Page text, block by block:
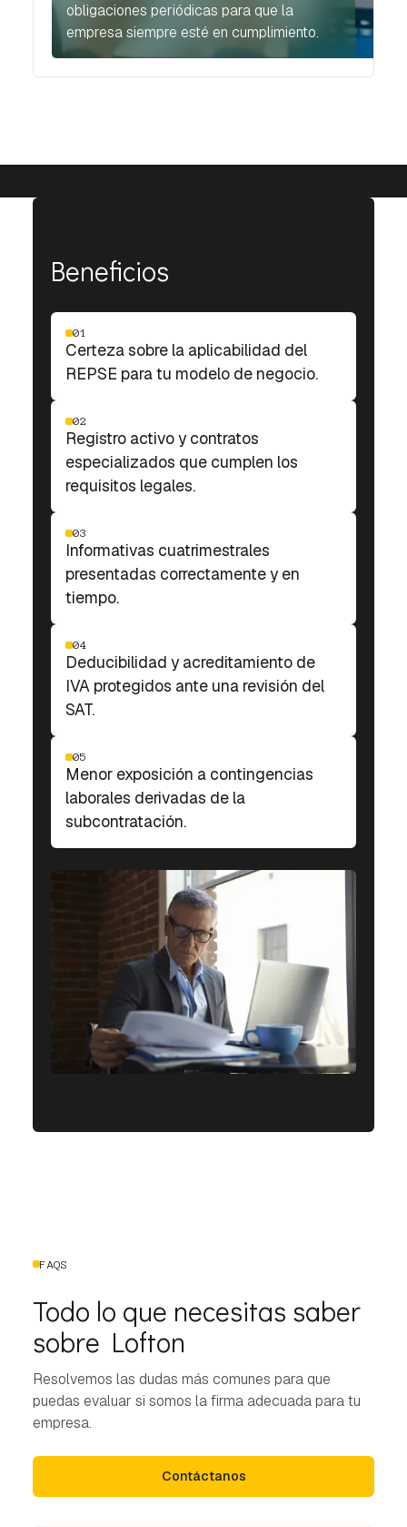
obligaciones periódicas para que la
empresa siempre esté en cumplimiento.
Beneficios
01
Certeza sobre la aplicabilidad del
REPSE para tu modelo de negocio.
02
Registro activo y contratos
especializados que cumplen los
requisitos legales.
03
Informativas cuatrimestrales
presentadas correctamente y en
tiempo.
04
Deducibilidad y acreditamiento de
IVA protegidos ante una revisión del
SAT.
05
Menor exposición a contingencias
laborales derivadas de la
subcontratación.
FAQS
Todo lo que necesitas saber
sobre Lofton
Resolvemos las dudas más comunes para que
puedas evaluar si somos la firma adecuada para tu
empresa.
Contáctanos